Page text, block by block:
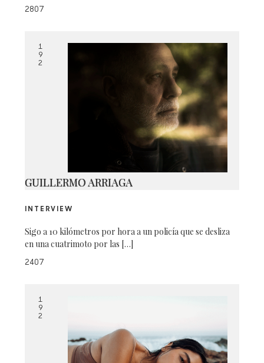
2
2807
1
9
2
GUILLERMO ARRIAGA
INTERVIEW
Sigo a 10 kilómetros por hora a un policía que se desliza
en una cuatrimoto por las […]
2407
1
9
2